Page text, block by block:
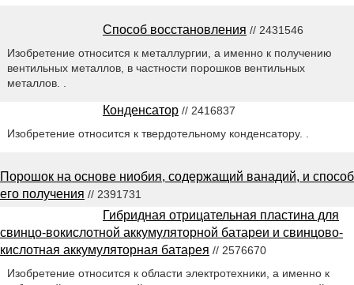
Способ восстановления // 2431546
Изобретение относится к металлургии, а именно к получению
вентильных металлов, в частности порошков вентильных
металлов. .
Конденсатор // 2416837
Изобретение относится к твердотельному конденсатору. .
Порошок на основе ниобия, содержащий ванадий, и способ
его получения // 2391731
Гибридная отрицательная пластина для
свинцо-вокислотной аккумуляторной батареи и свинцово-
кислотная аккумуляторная батарея // 2576670
Изобретение относится к области электротехники, а именно к